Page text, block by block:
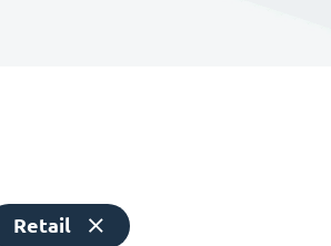
Retail